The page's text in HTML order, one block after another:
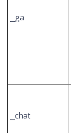
_ga
_chat